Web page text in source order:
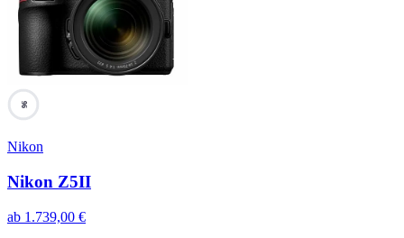
96
Nikon
Nikon Z5II
ab 1.739,00 €